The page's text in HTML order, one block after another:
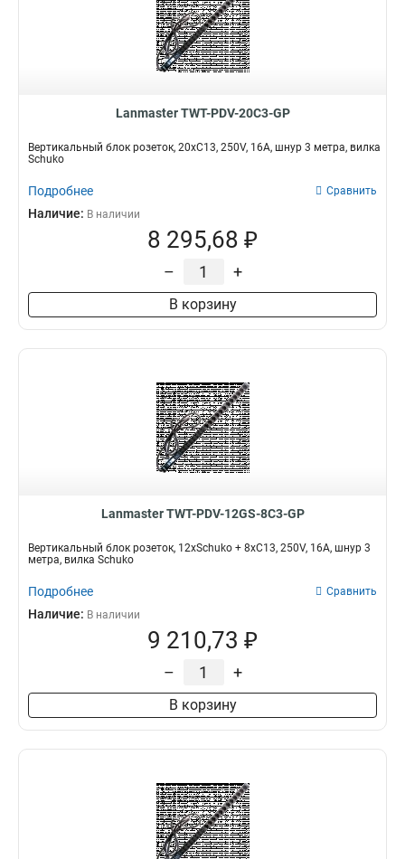
Lanmaster TWT-PDV-20C3-GP
Вертикальный блок розеток, 20xC13, 250V, 16A, шнур 3 метра, вилка
Schuko
Подробнее Сравнить
Наличие: В наличии
8 295,68 ₽
– +
В корзину
Lanmaster TWT-PDV-12GS-8C3-GP
Вертикальный блок розеток, 12xSchuko + 8xC13, 250V, 16A, шнур 3
метра, вилка Schuko
Подробнее Сравнить
Наличие: В наличии
9 210,73 ₽
– +
В корзину